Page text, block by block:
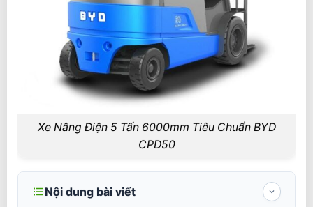
Xe Nâng Điện 5 Tấn 6000mm Tiêu Chuẩn BYD
CPD50
Nội dung bài viết